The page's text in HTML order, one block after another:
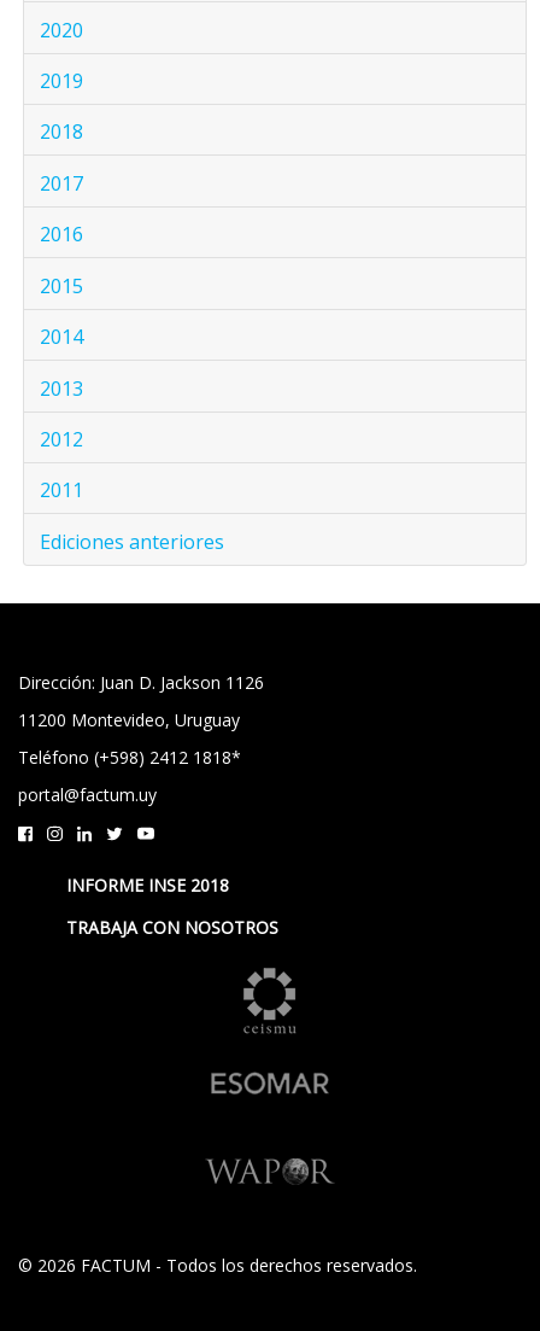
2020
2019
2018
2017
2016
2015
2014
2013
2012
2011
Ediciones anteriores
Dirección: Juan D. Jackson 1126
11200 Montevideo, Uruguay
Teléfono (+598) 2412 1818*
portal@factum.uy
INFORME INSE 2018
TRABAJA CON NOSOTROS
© 2026 FACTUM - Todos los derechos reservados.